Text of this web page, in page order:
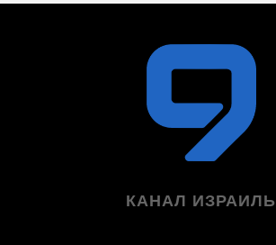
КАНАЛ ИЗРАИЛЬ